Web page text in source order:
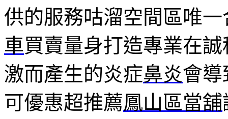
供的服務咕溜空間區唯
車買賣量身打造專業在
激而產生的炎症鼻炎會導
可優惠超推薦鳳山區當舖